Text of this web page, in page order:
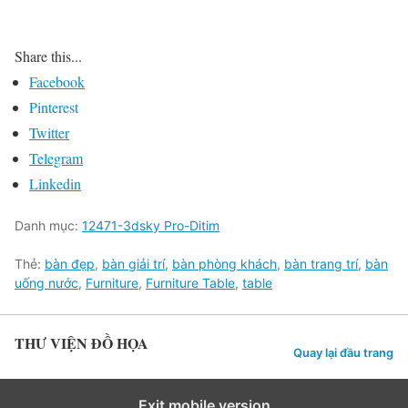
Share this...
Facebook
Pinterest
Twitter
Telegram
Linkedin
Danh mục: 12471-3dsky Pro-Ditim
Thẻ: bàn đẹp, bàn giải trí, bàn phòng khách, bàn trang trí, bàn
uống nước, Furniture, Furniture Table, table
THƯ VIỆN ĐỒ HỌA Quay lại đầu trang